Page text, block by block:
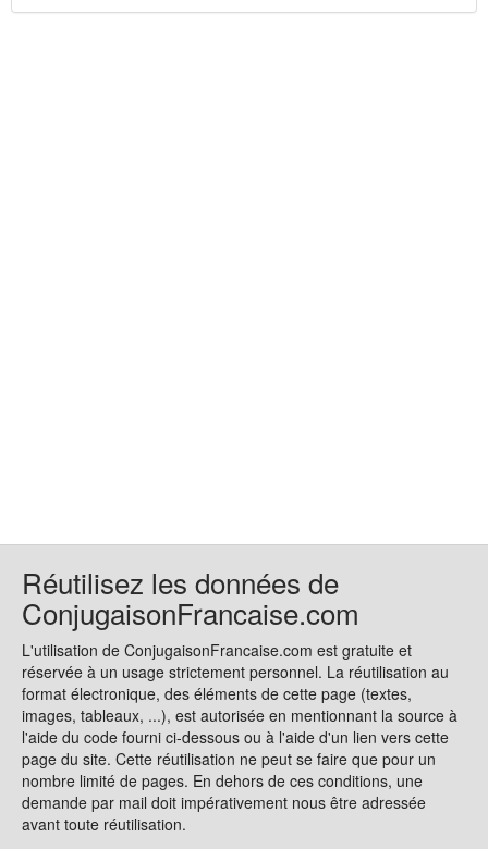
Réutilisez les données de
ConjugaisonFrancaise.com
L'utilisation de ConjugaisonFrancaise.com est gratuite et
réservée à un usage strictement personnel. La réutilisation au
format électronique, des éléments de cette page (textes,
images, tableaux, ...), est autorisée en mentionnant la source à
l'aide du code fourni ci-dessous ou à l'aide d'un lien vers cette
page du site. Cette réutilisation ne peut se faire que pour un
nombre limité de pages. En dehors de ces conditions, une
demande par mail doit impérativement nous être adressée
avant toute réutilisation.